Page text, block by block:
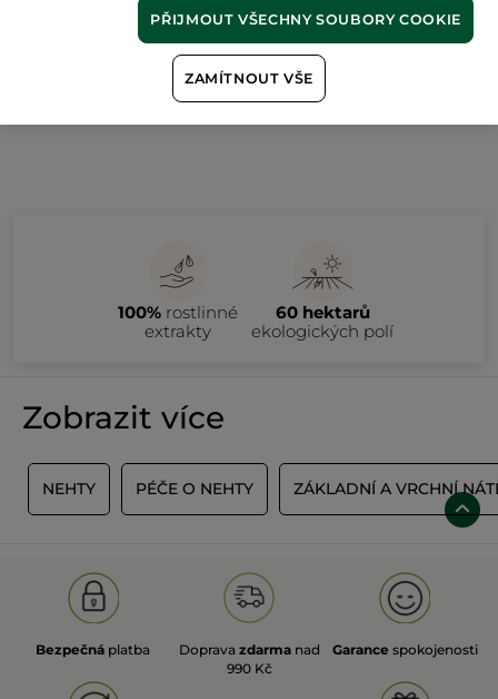
NAPIŠTE MI, AŽ BUDE
K DISPOZICI
100% rostlinné
extrakty
60 hektarů
ekologických polí
Zobrazit více
NEHTY PÉČE O NEHTY ZÁKLADNÍ A VRCHNÍ
Bezpečná platba Doprava zdarma nad
990 Kč
Garance spokojenosti
ZAMÍTNOUT VŠE
PŘIJMOUT VŠECHNY SOUBORY COOKIE